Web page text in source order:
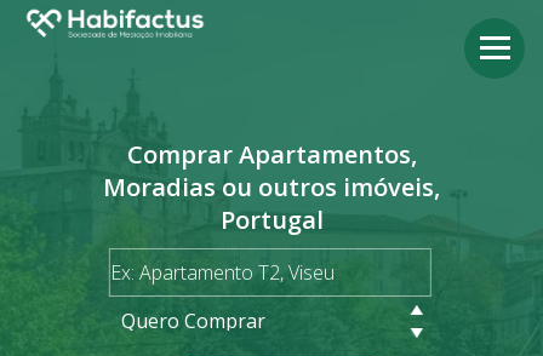
Comprar Apartamentos,
Moradias ou outros imóveis,
Portugal
Quero Comprar